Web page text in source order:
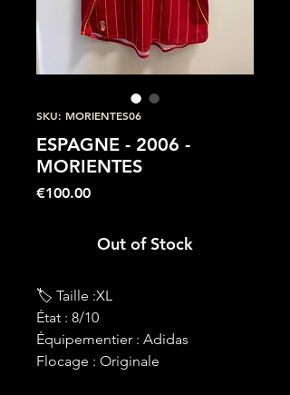
SKU: MORIENTES06
ESPAGNE - 2006 -
MORIENTES
€100.00Price
Out of Stock
🏷 Taille :XL
État : 8/10
Équipementier : Adidas
Flocage : Originale